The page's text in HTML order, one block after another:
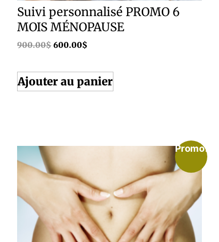
Suivi personnalisé PROMO 6
MOIS MÉNOPAUSE
900.00$ 600.00$
Ajouter au panier
Promo!